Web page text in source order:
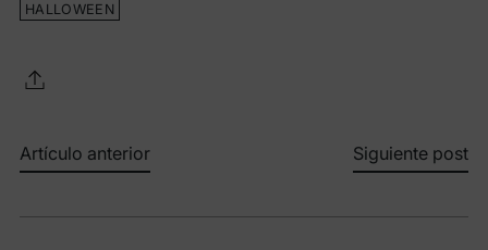
HALLOWEEN
Artículo anterior Siguiente post